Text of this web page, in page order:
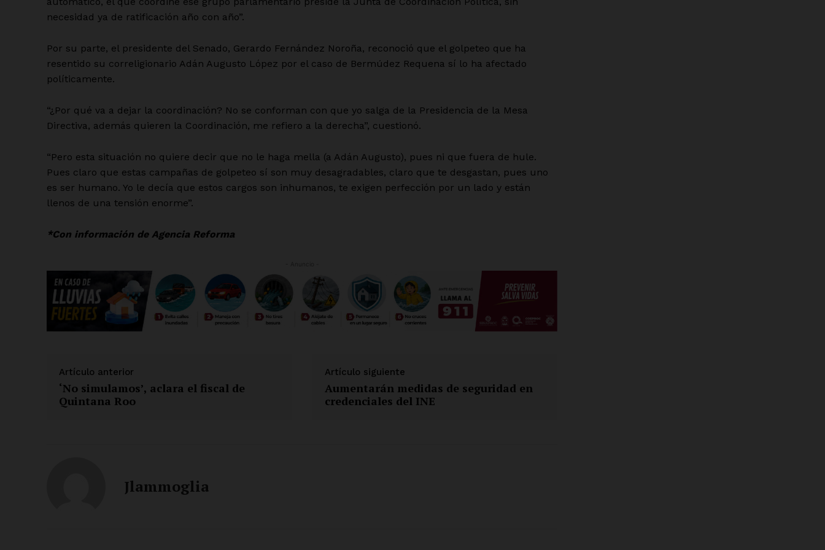
necesidad ya de ratificación año con año”.
Por su parte, el presidente del Senado, Gerardo Fernández Noroña, reconoció que el golpeteo que ha
resentido su correligionario Adán Augusto López por el caso de Bermúdez Requena sí lo ha afectado
políticamente.
“¿Por qué va a dejar la coordinación? No se conforman con que yo salga de la Presidencia de la Mesa
Directiva, además quieren la Coordinación, me refiero a la derecha”, cuestionó.
“Pero esta situación no quiere decir que no le haga mella (a Adán Augusto), pues ni que fuera de hule.
Pues claro que estas campañas de golpeteo sí son muy desagradables, claro que te desgastan, pues uno
es ser humano. Yo le decía que estos cargos son inhumanos, te exigen perfección por un lado y están
llenos de una tensión enorme”.
*Con información de Agencia Reforma
Artículo anterior
‘No simulamos’, aclara el fiscal de
Quintana Roo
Artículo siguiente
Aumentarán medidas de seguridad en
credenciales del INE
Jlammoglia